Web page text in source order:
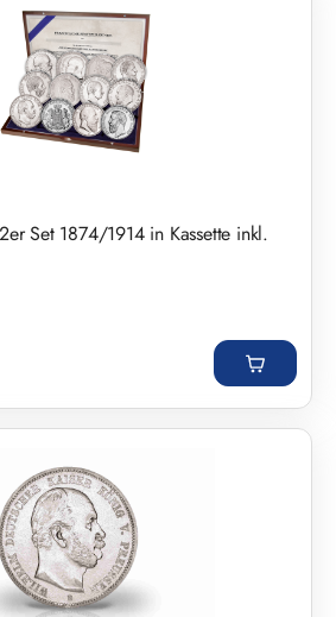
Set 1874/1914 in Kassette inkl.